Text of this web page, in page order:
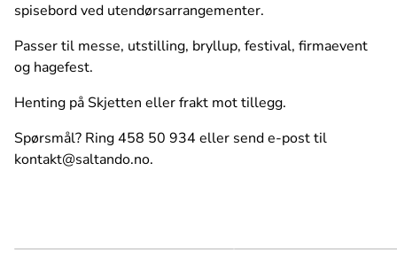
spisebord ved utendørsarrangementer.
Passer til messe, utstilling, bryllup, festival, firmaevent
og hagefest.
Henting på Skjetten eller frakt mot tillegg.
Spørsmål? Ring 458 50 934 eller send e-post til
kontakt@saltando.no.